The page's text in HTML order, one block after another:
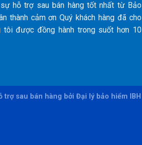
hỗ trợ sau bán hàng tốt nhất từ Bảo
thành cảm ơn Quý khách hàng đã cho
tôi được đồng hành trong suốt hơn 10
trợ sau bán hàng bởi Đại lý bảo hiểm IBH